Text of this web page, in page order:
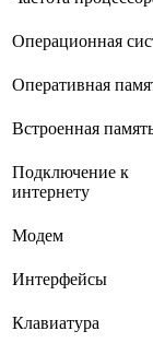
Операционная
Оперативная
Встроенная
Подключение к
интернету
Модем
Интерфейсы
Клавиатура